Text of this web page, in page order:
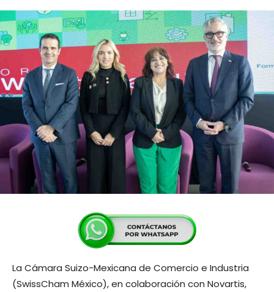
La Cámara Suizo-Mexicana de Comercio e Industria
(SwissCham México), en colaboración con Novartis,